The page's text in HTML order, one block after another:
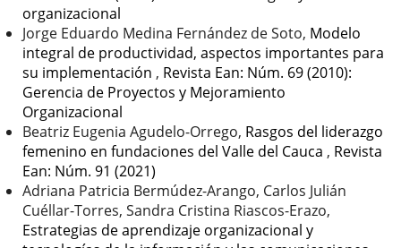
organizacional
Jorge Eduardo Medina Fernández de Soto, Modelo
integral de productividad, aspectos importantes para
su implementación , Revista Ean: Núm. 69 (2010):
Gerencia de Proyectos y Mejoramiento
Organizacional
Beatriz Eugenia Agudelo-Orrego, Rasgos del liderazgo
femenino en fundaciones del Valle del Cauca , Revista
Ean: Núm. 91 (2021)
Adriana Patricia Bermúdez-Arango, Carlos Julián
Cuéllar-Torres, Sandra Cristina Riascos-Erazo,
Estrategias de aprendizaje organizacional y